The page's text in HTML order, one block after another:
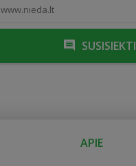
www.nieda.lt
SUSISIEKTI
APIE